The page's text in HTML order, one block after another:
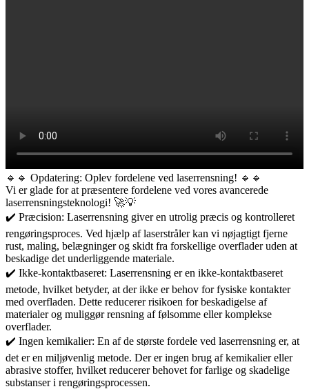
🔹🔹 Opdatering: Oplev fordelene ved laserrensning! 🔹🔹
Vi er glade for at præsentere fordelene ved vores avancerede
laserrensningsteknologi! 🚀💡
✔️ Præcision: Laserrensning giver en utrolig præcis og kontrolleret
rengøringsproces. Ved hjælp af laserstråler kan vi nøjagtigt fjerne
rust, maling, belægninger og skidt fra forskellige overflader uden at
beskadige det underliggende materiale.
✔️ Ikke-kontaktbaseret: Laserrensning er en ikke-kontaktbaseret
metode, hvilket betyder, at der ikke er behov for fysiske kontakter
med overfladen. Dette reducerer risikoen for beskadigelse af
materialer og muliggør rensning af følsomme eller komplekse
overflader.
✔️ Ingen kemikalier: En af de største fordele ved laserrensning er, at
det er en miljøvenlig metode. Der er ingen brug af kemikalier eller
abrasive stoffer, hvilket reducerer behovet for farlige og skadelige
substanser i rengøringsprocessen.